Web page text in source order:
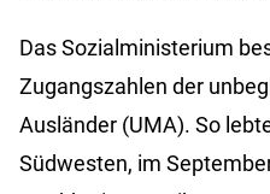
Das Sozialministerium
Zugangszahlen der
Ausländer (UMA). So
Südwesten, im